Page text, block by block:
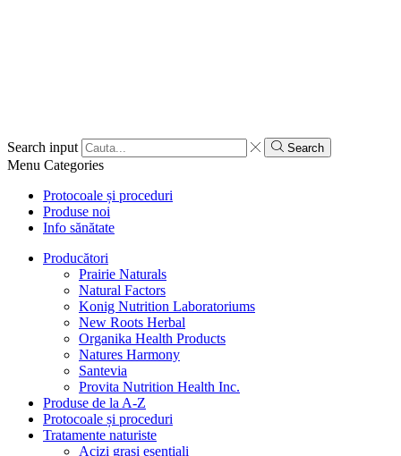
Search input Search
Menu Categories
Protocoale și proceduri
Produse noi
Info sănătate
Producători
Prairie Naturals
Natural Factors
Konig Nutrition Laboratoriums
New Roots Herbal
Organika Health Products
Natures Harmony
Santevia
Provita Nutrition Health Inc.
Produse de la A-Z
Protocoale și proceduri
Tratamente naturiste
Acizi grași esențiali